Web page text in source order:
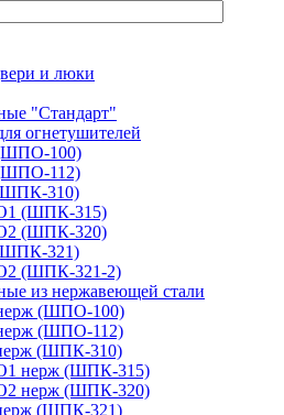
и люки
"Стандарт"
огнетушителей
100)
112)
310)
(ШПК-315)
(ШПК-320)
321)
(ШПК-321-2)
из нержавеющей стали
(ШПО-100)
(ШПО-112)
(ШПК-310)
нерж (ШПК-315)
нерж (ШПК-320)
(ШПК-321)